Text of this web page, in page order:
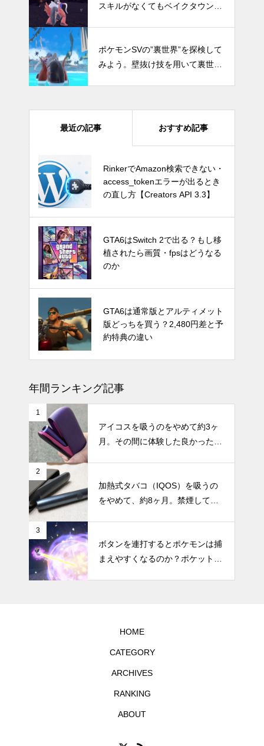
スキルがなくてもベイクタウン途
ポケモンSVの”裏世界”を探検して
みよう。壁抜け技を用いて裏世界
最近の記事 おすすめ記事
RinkerでAmazon検索できない・
access_tokenエラーが出るとき
の直し方【Creators API 3.3】
GTA6はSwitch 2で出る？もし移
植されたら画質・fpsはどうなる
のか
GTA6は通常版とアルティメット
版どっちを買う？2,480円差と予
約特典の違い
GTA6はSwitch 2で出る？もし移
植されたら画質・fpsはどうなる
のか
Switch Pro？新型Nintendo Switc
hは2024年後半に発売か。アナリ
ストが予測
発売時期はいつ？PS5 Proの噂と
スペック・価格についての情報と
予測
年間ランキング記事
1
アイコスを吸うのをやめて約3ヶ
月。その間に体験した良かったこ
2
加熱式タバコ（IQOS）を吸うの
をやめて、約8ヶ月。禁煙してか
3
ボタンを連打するとポケモンは捕
まえやすくなるのか？ポケットモ
HOME
CATEGORY
ARCHIVES
RANKING
ABOUT